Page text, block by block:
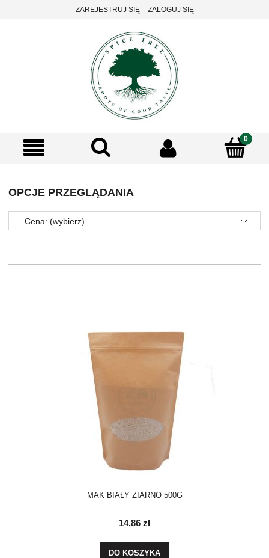
ZAREJESTRUJ SIĘ ZALOGUJ SIĘ
OPCJE PRZEGLĄDANIA
Cena: (wybierz)
MAK BIAŁY ZIARNO 500G
14,86 zł
DO KOSZYKA